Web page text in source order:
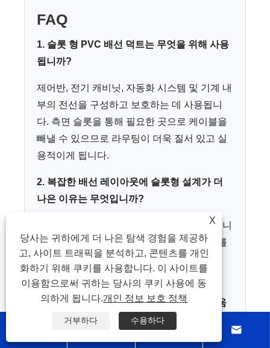
FAQ
1. 슬롯 형 PVC 배선 덕트는 무엇을 위해 사용
됩니까?
제어반, 전기 캐비닛, 자동화 시스템 및 기계 내
부의 전선을 구성하고 보호하는 데 사용됩니
다. 측면 슬롯을 통해 필요한 곳으로 케이블을
빼낼 수 있으므로 라우팅이 더욱 질서 있고 실
용적이게 됩니다.
2. 복잡한 배선 레이아웃에 슬롯형 설계가 더
나은 이유는 무엇입니까?
슬롯이 더 유연한 분기점을 허용하기 때문입니
다. 이를 통해 설치자는 어색한 라우팅 경로를
강요하지 않고도 와이어를 터미널 및 장치에
연결할 수 있습니다.
3. 슬롯형 PVC 배선 덕트가 유지 관리에 도움
이 될 수 있습니까?
예. 더욱 깔끔하고 구조화된 케이블 레이아웃
 
X
당사는 귀하에게 더 나은 탐색 경험을 제공하
고, 사이트 트래픽을 분석하고, 콘텐츠를 개인
화하기 위해 쿠키를 사용합니다. 이 사이트를
이용함으로써 귀하는 당사의 쿠키 사용에 동
의하게 됩니다.개인 정보 보호 정책
거부하다 수용하다